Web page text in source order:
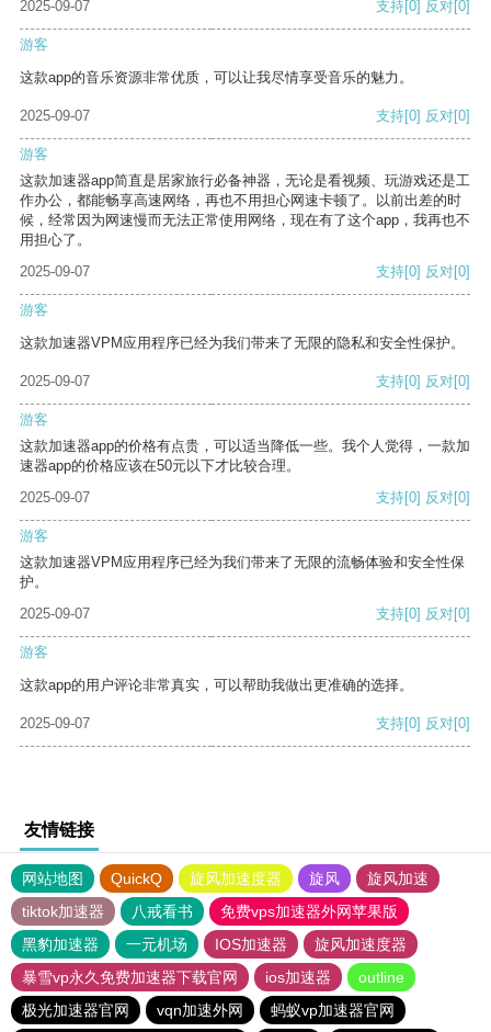
2025-09-07 支持[0] 反对[0]
游客
这款app的音乐资源非常优质，可以让我尽情享受音乐的魅力。
2025-09-07 支持[0] 反对[0]
游客
这款加速器app简直是居家旅行必备神器，无论是看视频、玩游戏还是工
作办公，都能畅享高速网络，再也不用担心网速卡顿了。以前出差的时
候，经常因为网速慢而无法正常使用网络，现在有了这个app，我再也不
用担心了。
2025-09-07
支持[0] 反对[0]
游客
这款加速器VPM应用程序已经为我们带来了无限的隐私和安全性保护。
2025-09-07 支持[0] 反对[0]
游客
这款加速器app的价格有点贵，可以适当降低一些。我个人觉得，一款加
速器app的价格应该在50元以下才比较合理。
2025-09-07
支持[0] 反对[0]
游客
这款加速器VPM应用程序已经为我们带来了无限的流畅体验和安全性保
护。
2025-09-07
支持[0] 反对[0]
游客
这款app的用户评论非常真实，可以帮助我做出更准确的选择。
2025-09-07 支持[0] 反对[0]
友情链接
网站地图 QuickQ 旋风加速度器 旋风
旋风加速
tiktok加速器
八戒看书
免费vps加速器外网苹果版
黑豹加速器
一元机场 IOS加速器
旋风加速度器
暴雪vp永久免费加速器下载官网
ios加速器
outline
极光加速器官网
vqn加速外网 蚂蚁vp加速器官网